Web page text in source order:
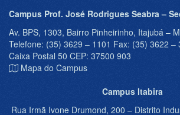
Campus Prof. José Rodrigues Seabra –
Av. BPS, 1303, Bairro Pinheirinho, Itajubá –
Telefone: (35) 3629 – 1101 Fax: (35) 3622 –
Caixa Postal 50 CEP: 37500 903
Mapa do Campus
Campus Itabira
Rua Irmã Ivone Drumond, 200 – Distrito